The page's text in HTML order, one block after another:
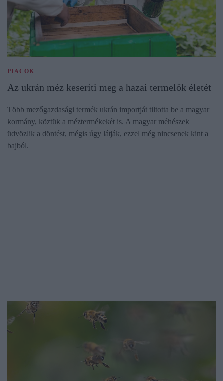
PIACOK
Az ukrán méz keseríti meg a hazai termelők életét
Több mezőgazdasági termék ukrán importját tiltotta be a magyar
kormány, köztük a méztermékekét is. A magyar méhészek
üdvözlik a döntést, mégis úgy látják, ezzel még nincsenek kint a
bajból.